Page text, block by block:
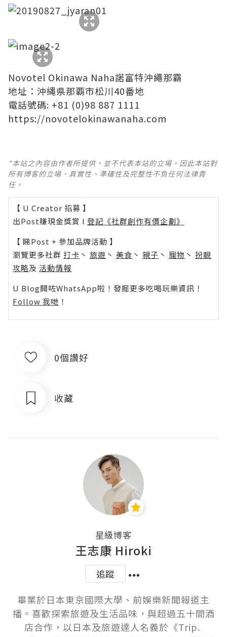
Novotel Okinawa Naha諾富特沖繩那霸
地址：沖縄県那覇市松川40番地
電話號碼: +81 (0)98 887 1111
https://novotelokinawanaha.com
*本站之內容由作者所提供，並不代表本站的立場。因此本站對
所有博客的立場、真實性、準確性及完整性不負任何法律責
任。
【 U Creator 招募 】
出Post賺現金獎賞 l 登記《社群創作有價企劃》
【 睇Post + 參加品牌活動 】
瀏覽更多社群 打卡 丶 旅遊 丶 美食 丶 親子 丶 寵物 丶 扮靚
攻略及 活動情報
U Blog開咗WhatsApp啦！發掘更多吃喝玩樂資訊！
Follow 我哋 ！
0個讚好
收藏
星級博客
王志康 Hiroki
追蹤
畢業於日本東京國際大學、前娛樂新聞報道主
播。喜歡探索旅遊及生活品味，與超過五十間酒
店合作，以日本及旅遊達人名義於《Trip.